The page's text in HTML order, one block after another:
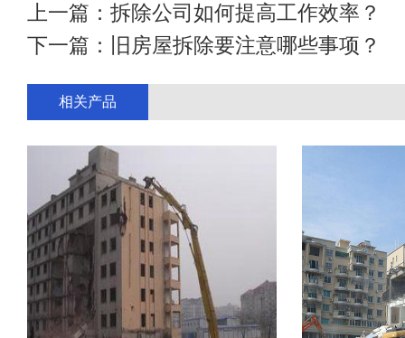
上一篇： 拆除公司如何提高工作效率？
下一篇：
旧房屋拆除要注意哪些事项？
相关产品